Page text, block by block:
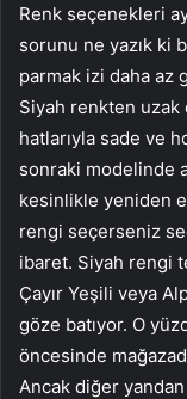
Renk seçenekleri
sorunu ne yazık ki
parmak izi daha az
Siyah renkten uzak
hatlarıyla sade ve
sonraki modelinde
kesinlikle yeniden
rengi seçerseniz
ibaret. Siyah rengi
Çayır Yeşili veya
göze batıyor. O
öncesinde
Ancak diğer